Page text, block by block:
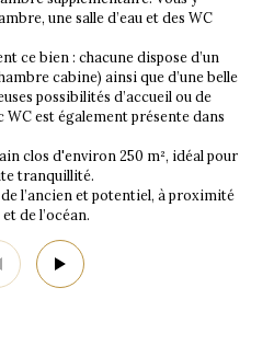
une salle d’eau et des WC
ce bien : chacune dispose d’un
cabine) ainsi que d’une belle
possibilités d’accueil ou de
WC est également présente dans
clos d'environ 250 m², idéal pour
tranquillité.
l’ancien et potentiel, à proximité
de l’océan.